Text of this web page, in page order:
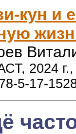
кун и
2024
5-17-